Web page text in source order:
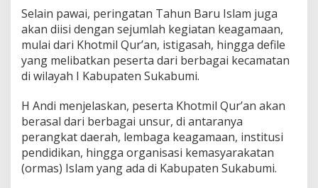
Selain pawai, peringatan Tahun Baru Islam juga
akan diisi dengan sejumlah kegiatan keagamaan,
mulai dari Khotmil Qur’an, istigasah, hingga defile
yang melibatkan peserta dari berbagai kecamatan
di wilayah I Kabupaten Sukabumi.
H Andi menjelaskan, peserta Khotmil Qur’an akan
berasal dari berbagai unsur, di antaranya
perangkat daerah, lembaga keagamaan, institusi
pendidikan, hingga organisasi kemasyarakatan
(ormas) Islam yang ada di Kabupaten Sukabumi.